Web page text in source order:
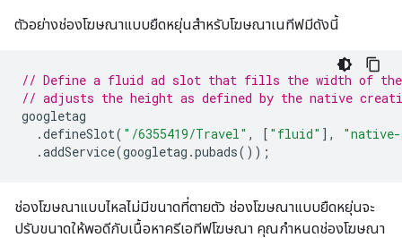
ตัวอย่างช่องโฆษณาแบบยืดหยุ่นสําหรับโฆษณาเนทีฟมีดังนี้
// Define a fluid ad slot that fills the width of the
// adjusts the height as defined by the native
googletag
.defineSlot( "/6355419/Travel" , [ "fluid" ],
.addService(googletag .pubads());
ช่องโฆษณาแบบไหลไม่มีขนาดที่ตายตัว ช่องโฆษณาแบบยืดหยุ่นจะ
ปรับขนาดให้พอดีกับเนื้อหาครีเอทีฟโฆษณา คุณกําหนดช่องโฆษณา